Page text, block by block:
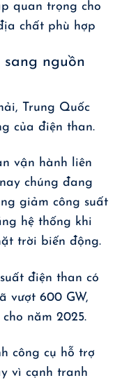
quan trọng cho
chất phù hợp
sang nguồn
Trung Quốc
của điện than.
vận hành liên
chúng đang
giảm công suất
hệ thống khi
trời biến động.
điện than có
vượt 600 GW,
năm 2025.
công cụ hỗ trợ
vì cạnh tranh